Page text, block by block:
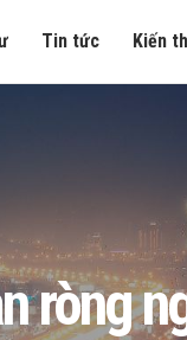
Tin tức Kiến
ròng